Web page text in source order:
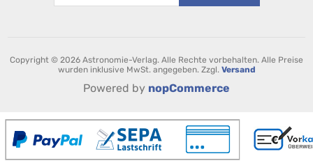
Copyright © 2026 Astronomie-Verlag. Alle Rechte vorbehalten. Alle Preise
wurden inklusive MwSt. angegeben. Zzgl. Versand
Powered by nopCommerce